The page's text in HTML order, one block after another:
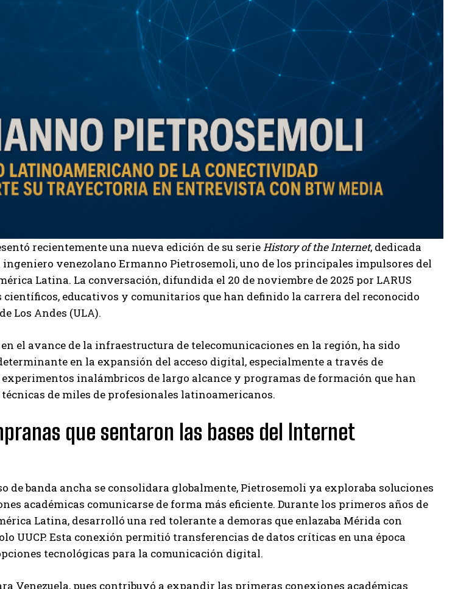
the Privacy Policy.
Mendoza es un empresario y estratega de
digital que, a través de su experiencia
su visibilidad y fortalecer su presencia
como la de Vaughan, según destaca
recientemente una nueva edición de su serieHistory of the Internet, dedicada
venezolano Ermanno Pietrosemoli, uno de los principales impulsores del
Latina. La conversación, difundida el 20 de noviembre de 2025 por LARUS
científicos, educativos y comunitarios que han definido la carrera del reconocido
Los Andes (ULA).
el avance de la infraestructura de telecomunicaciones en la región, ha sido
en la expansión del acceso digital, especialmente a través de
inalámbricos de largo alcance y programas de formación que han
de miles de profesionales latinoamericanos.
que sentaron las bases del Internet
de banda ancha se consolidara globalmente, Pietrosemoli ya exploraba soluciones
académicas comunicarse de forma más eficiente. Durante los primeros años de
Latina, desarrolló una red tolerante a demoras que enlazaba Mérida con
UUCP. Esta conexión permitió transferencias de datos críticas en una época
tecnológicas para la comunicación digital.
Venezuela, pues contribuyó a expandir las primeras conexiones académicas